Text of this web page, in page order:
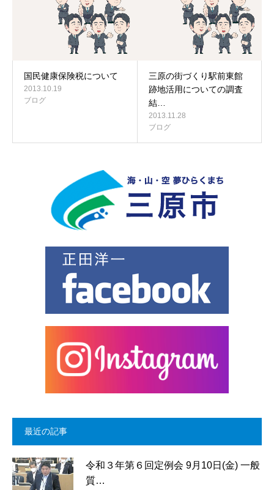
国民健康保険税について
2013.10.19
ブログ
三原の街づくり駅前東館
跡地活用についての調査
結…
2013.11.28
ブログ
最近の記事
令和３年第６回定例会 9月10日(金) 一般
質…